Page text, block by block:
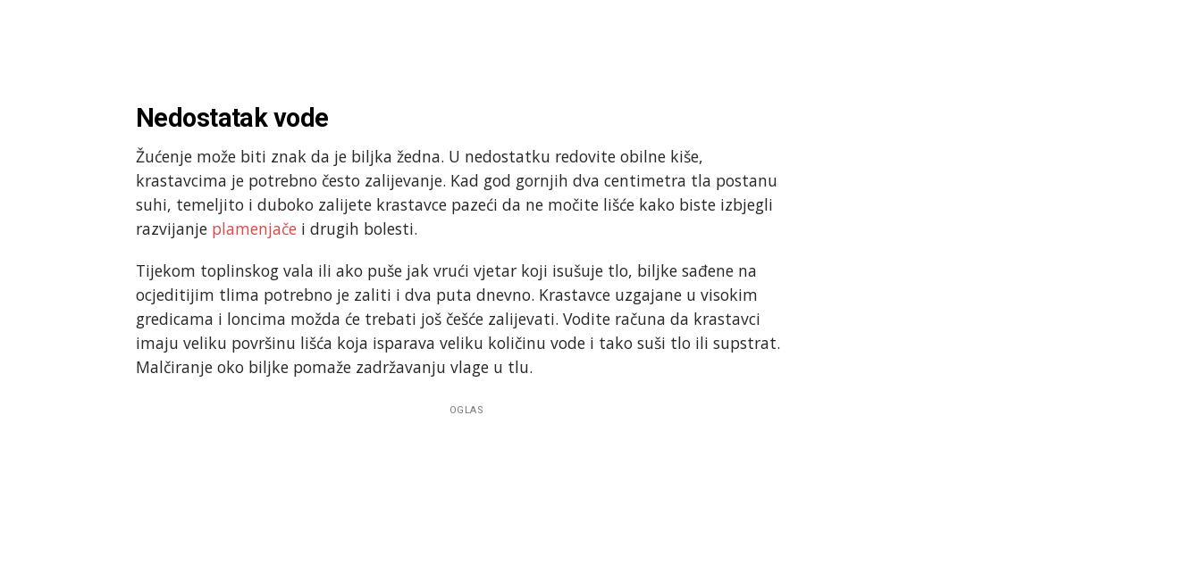
Nedostatak vode
Žućenje može biti znak da je biljka žedna. U nedostatku redovite obilne kiše,
krastavcima je potrebno često zalijevanje. Kad god gornjih dva centimetra tla postanu
suhi, temeljito i duboko zalijete krastavce pazeći da ne močite lišće kako biste izbjegli
razvijanje plamenjače i drugih bolesti.
Tijekom toplinskog vala ili ako puše jak vrući vjetar koji isušuje tlo, biljke sađene na
ocjeditijim tlima potrebno je zaliti i dva puta dnevno. Krastavce uzgajane u visokim
gredicama i loncima možda će trebati još češće zalijevati. Vodite računa da krastavci
imaju veliku površinu lišća koja isparava veliku količinu vode i tako suši tlo ili supstrat.
Malčiranje oko biljke pomaže zadržavanju vlage u tlu.
OGLAS